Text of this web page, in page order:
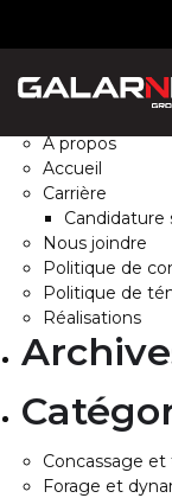
Pages
À propos
Accueil
Carrière
Candidature
Nous joindre
Politique de
Politique de
Réalisations
Concassage
Forage et